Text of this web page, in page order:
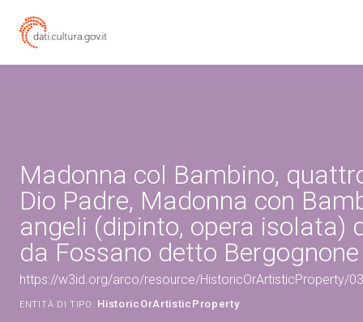
Madonna col Bambino,
Dio Padre, Madonna con
angeli (dipinto, opera isolata)
da Fossano detto
https://w3id.org/arco/resource/HistoricOrArtisticProperty/
ENTITÀ DI TIPO: HistoricOrArtisticProperty